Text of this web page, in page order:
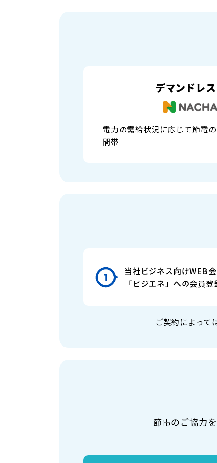
デマンドレ
電力の需給状況に応じて節電
間帯
当社ビジネス向けWEB
「ビジエネ」への会員
ご契約によって
節電のご協力